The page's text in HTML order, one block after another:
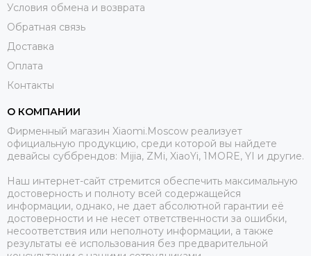
Условия обмена и возврата
Обратная связь
Доставка
Оплата
Контакты
О КОМПАНИИ
Фирменный магазин Xiaomi.Moscow реализует
официальную продукцию, среди которой вы найдете
девайсы суббрендов: Mijia, ZMi, XiaoYi, 1MORE, YI и другие.
Наш интернет-сайт стремится обеспечить максимальную
достоверность и полноту всей содержащейся
информации, однако, не дает абсолютной гарантии её
достоверности и не несет ответственности за ошибки,
несоответствия или неполноту информации, а также
результаты её использования без предварительной